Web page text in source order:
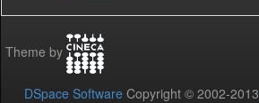
Theme by
DSpace Software Copyright © 2002-2013